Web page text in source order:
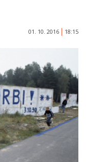
01. 10. 2016 18:15